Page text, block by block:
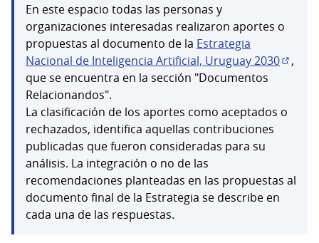
En este espacio todas las personas y
organizaciones interesadas realizaron aportes o
propuestas al documento de la Estrategia
Nacional de Inteligencia Artificial, Uruguay 2030
,
que se encuentra en la sección "Documentos
Relacionandos".
La clasificación de los aportes como aceptados o
rechazados, identifica aquellas contribuciones
publicadas que fueron consideradas para su
análisis. La integración o no de las
recomendaciones planteadas en las propuestas al
documento final de la Estrategia se describe en
cada una de las respuestas.